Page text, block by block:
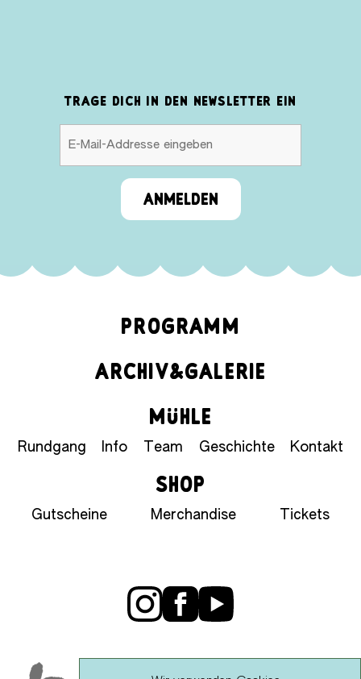
TRAGE DICH IN DEN NEWSLETTER EIN
ANMELDEN
PROGRAMM
ARCHIV&GALERIE
MÜHLE
Rundgang Info Team Geschichte Kontakt
SHOP
Gutscheine Merchandise Tickets